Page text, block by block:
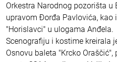
Orkestra Narodnog pozorišta
upravom Đorđa Pavlovića, kao
"Horislavci" u ulogama Anđela.
Scenografiju i kostime kreirala
Osnovu baleta "Krcko